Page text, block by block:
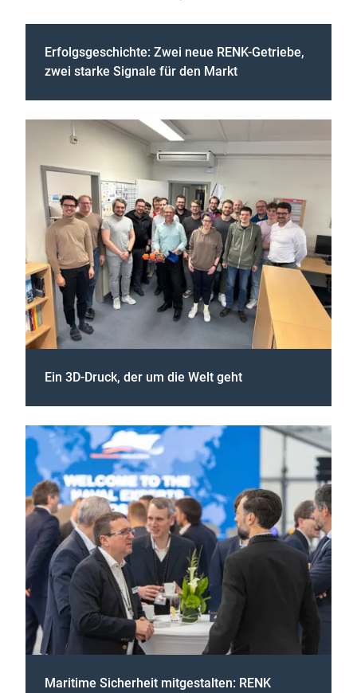
Erfolgsgeschichte: Zwei neue RENK-Getriebe,
zwei starke Signale für den Markt
Ein 3D-Druck, der um die Welt geht
Maritime Sicherheit mitgestalten: RENK